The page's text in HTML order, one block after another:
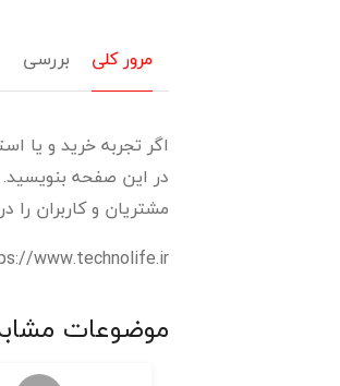
مرور کلی بررسی
اگر تجربه خرید و یا
در این صفحه
مشتریان و کاربران را
www.technolife.ir
موضوعات